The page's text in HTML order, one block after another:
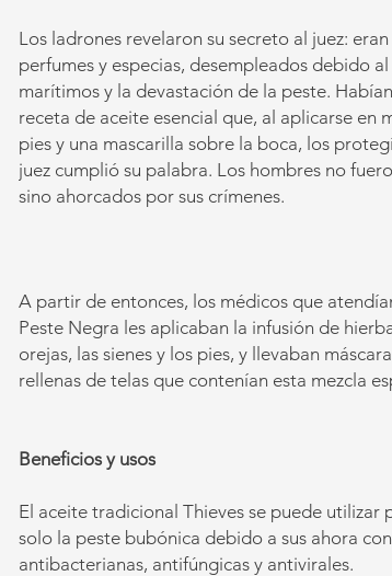
Los ladrones revelaron su secreto al juez:
perfumes y especias, desempleados debido
marítimos y la devastación de la peste.
receta de aceite esencial que, al aplicarse en
pies y una mascarilla sobre la boca, los
juez cumplió su palabra. Los hombres no
sino ahorcados por sus crímenes.
A partir de entonces, los médicos que
Peste Negra les aplicaban la infusión de
orejas, las sienes y los pies, y llevaban
rellenas de telas que contenían esta mezcla
Beneficios y usos
El aceite tradicional Thieves se puede utilizar
solo la peste bubónica debido a sus ahora
antibacterianas, antifúngicas y antivirales.